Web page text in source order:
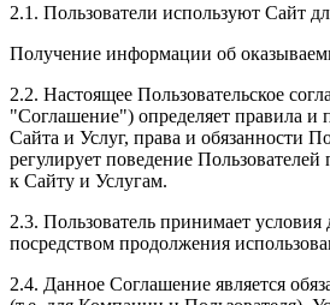
2.1. Пользователи используют Сайт
Получение информации об
2.2. Настоящее Пользовательское
"Соглашение") определяет правила и
Сайта и Услуг, права и обязанности
регулирует поведение
к Сайту и Услугам.
2.3. Пользователь принимает
посредством продолжения
2.4. Данное Соглашение является